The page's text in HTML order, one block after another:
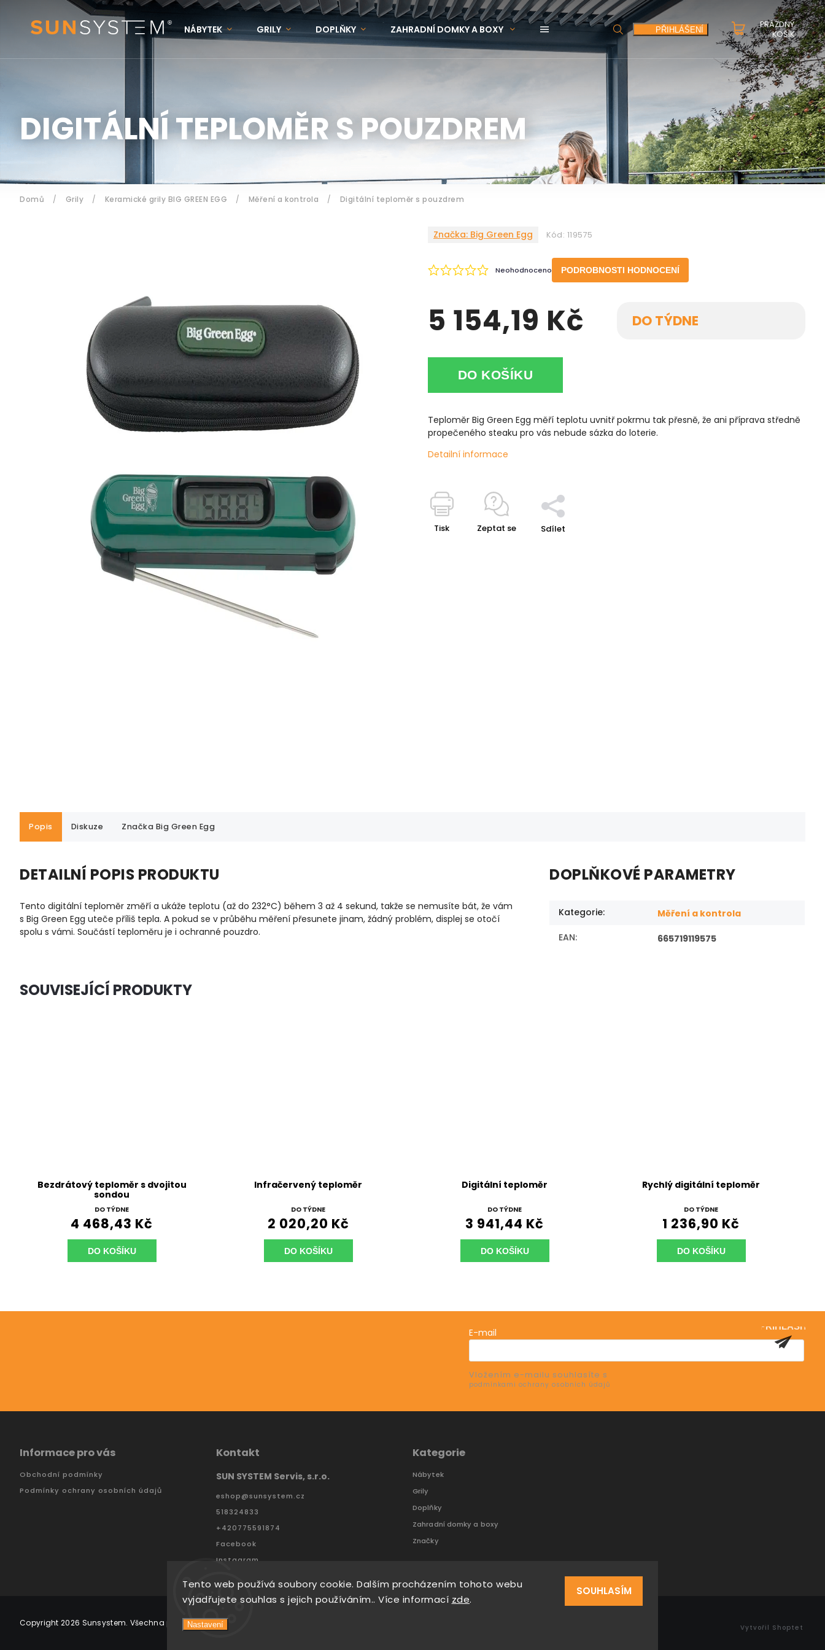
Tento web používá soubory cookie. Dalším procházením tohoto webu
vyjadřujete souhlas s jejich používáním.. Více informací zde.
Nastavení
SOUHLASÍM
HLEDAT
PRÁZDNÝ
KOŠÍK
PŘIHLÁŠENÍ
NÁBYTEK GRILY DOPLŇKY ZAHRADNÍ DOMKY A BOXY
DIGITÁLNÍ TEPLOMĚR S POUZDREM
Domů / Grily / Keramické grily BIG GREEN EGG / Měření a kontrola / Digitální teploměr s pouzdrem
Značka: Big Green Egg Kód: 119575
Neohodnoceno PODROBNOSTI HODNOCENÍ
5 154,19 Kč DO TÝDNE
DO KOŠÍKU
Teploměr Big Green Egg měří teplotu uvnitř pokrmu tak přesně, že ani příprava středně
propečeného steaku pro vás nebude sázka do loterie.
Detailní informace
Tisk Zeptat se Sdílet
Popis Diskuze Značka Big Green Egg
DETAILNÍ POPIS PRODUKTU
Tento digitální teploměr změří a ukáže teplotu (až do 232°C) během 3 až 4 sekund, takže se nemusíte bát, že vám
s Big Green Egg uteče příliš tepla. A pokud se v průběhu měření přesunete jinam, žádný problém, displej se otočí
spolu s vámi. Součástí teploměru je i ochranné pouzdro.
DOPLŇKOVÉ PARAMETRY
Kategorie:
Měření a kontrola
EAN: 665719119575
SOUVISEJÍCÍ PRODUKTY
Bezdrátový teploměr s dvojitou
sondou
DO TÝDNE
4 468,43 Kč
DO KOŠÍKU
Infračervený teploměr
DO TÝDNE
2 020,20 Kč
DO KOŠÍKU
Digitální teploměr
DO TÝDNE
3 941,44 Kč
DO KOŠÍKU
Rychlý digitální teploměr
DO TÝDNE
1 236,90 Kč
DO KOŠÍKU
E-mail
Vložením e-mailu souhlasíte s
podmínkami ochrany osobních údajů
PŘIHLÁSIT
Informace pro vás
Obchodní podmínky
Podmínky ochrany osobních údajů
Kontakt
SUN SYSTEM Servis, s.r.o.
eshop@sunsystem.cz
518324833
+420775591874
Facebook
Instagram
Kategorie
Nábytek
Grily
Doplňky
Zahradní domky a boxy
Značky
Vytvořil Shoptet
Copyright 2026 Sunsystem. Všechna práva vyhrazena.